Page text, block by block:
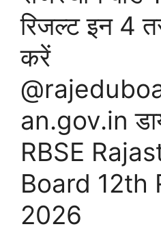
रिजल्ट इन 4
करें
an.gov.in
RBSE
Board 12th
2026